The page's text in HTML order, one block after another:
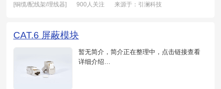
[铜缆/配线架/理线器] 900人关注
来源于：引澜科技
CAT.6 屏蔽模块
暂无简介，简介正在整理中，点击链接查看
详细介绍…